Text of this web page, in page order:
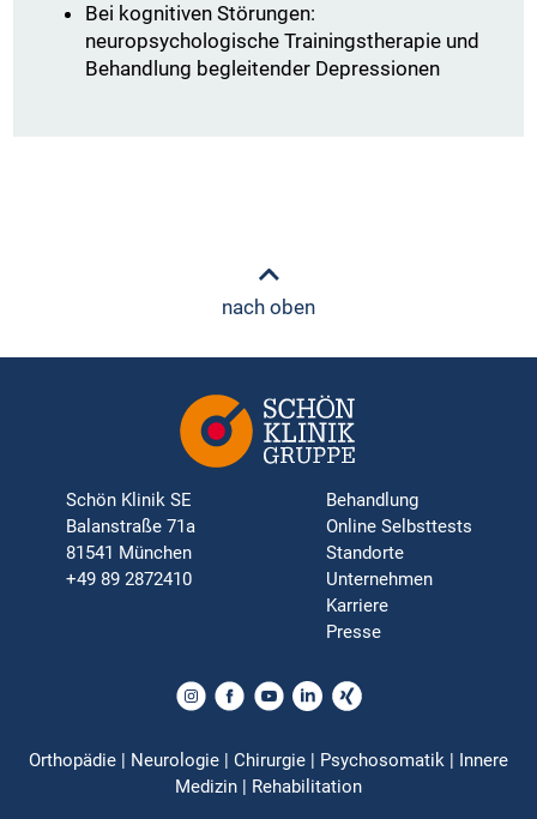
Bei kognitiven Störungen:
neuropsychologische Trainingstherapie und
Behandlung begleitender Depressionen
nach oben
Schön Klinik SE
Balanstraße 71a
81541 München
+49 89 2872410
Behandlung
Online Selbsttests
Standorte
Unternehmen
Karriere
Presse
Orthopädie | Neurologie | Chirurgie | Psychosomatik | Innere
Medizin | Rehabilitation